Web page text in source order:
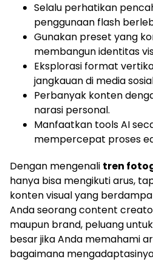
Selalu perhatikan
penggunaan flash
Gunakan preset yang
membangun identitas
Eksplorasi format
jangkauan di media
Perbanyak konten
narasi personal.
Manfaatkan tools AI
mempercepat proses
Dengan mengenali tren
hanya bisa mengikuti arus,
konten visual yang
Anda seorang content
maupun brand, peluang
besar jika Anda memahami
bagaimana